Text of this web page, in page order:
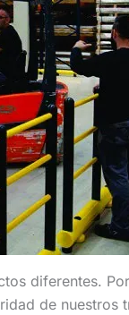
diferentes.
de